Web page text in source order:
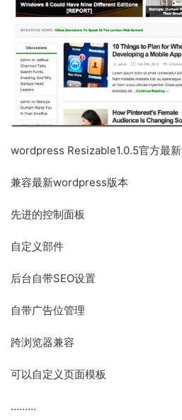
wordpress Resizable1.0.5官方最新
兼容最新wordpress版本
先进的控制面板
自定义部件
后台自带SEO设置
自带广告位管理
跨浏览器兼容
可以自定义页面模板
………